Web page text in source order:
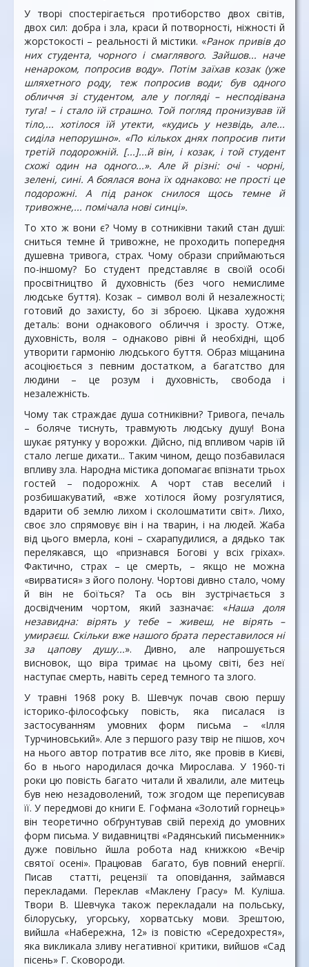
У творі спостерігається протиборство двох світів,
двох сил: добра і зла, краси й потворності, ніжності й
жорстокості – реальності й містики. «Ранок привів до
них студента, чорного і смаглявого. Зайшов... наче
ненароком, попросив воду». Потім заїхав козак (уже
шляхетного роду, теж попросив води; був одного
обличчя зі студентом, але у погляді – несподівана
туга! – і стало їй страшно. Той погляд пронизував їй
тіло,... хотілося їй утекти, «кудись у незвідь, але...
сиділа непорушно». «По кількох днях попросив пити
третій подорожній. [...]...й він, і козак, і той студент
схожі один на одного...». Але й різні: очі - чорні,
зелені, сині. А боялася вона їх однаково: не прості це
подорожні. А під ранок снилося щось темне й
тривожне,... помічала нові синці».
То хто ж вони є? Чому в сотниківни такий стан душі:
сниться темне й тривожне, не проходить попередня
душевна тривога, страх. Чому образи сприймаються
по-іншому? Бо студент представляє в своїй особі
просвітництво й духовність (без чого немислиме
людське буття). Козак – символ волі й незалежності;
готовий до захисту, бо зі зброєю. Цікава художня
деталь: вони однакового обличчя і зросту. Отже,
духовність, воля – однаково рівні й необхідні, щоб
утворити гармонію людського буття. Образ міщанина
асоціюється з певним достатком, а багатство для
людини – це розум і духовність, свобода і
незалежність.
Чому так страждає душа сотниківни? Тривога, печаль
– боляче тиснуть, травмують людську душу! Вона
шукає рятунку у ворожки. Дійсно, під впливом чарів їй
стало легше дихати... Таким чином, дещо позбавилася
впливу зла. Народна містика допомагає впізнати трьох
гостей – подорожніх. А чорт став веселий і
розбишакуватий, «вже хотілося йому розгулятися,
вдарити об землю лихом і сколошматити світ». Лихо,
своє зло спрямовує він і на тварин, і на людей. Жаба
від цього вмерла, коні – схарапудилися, а дядько так
перелякався, що «признався Богові у всіх гріхах».
Фактично, страх – це смерть, – якщо не можна
«вирватися» з його полону. Чортові дивно стало, чому
й він не боїться? Та ось він зустрічається з
досвідченим чортом, який зазначає: «Наша доля
незавидна: вірять у тебе – живеш, не вірять –
умираєш. Скільки вже нашого брата переставилося ні
за цапову душу...». Дивно, але напрошується
висновок, що віра тримає на цьому світі, без неї
наступає смерть, навіть серед темного та злого.
У травні 1968 року В. Шевчук почав свою першу
історико-філософську повість, яка писалася із
застосуванням умовних форм письма – «Ілля
Турчиновський». Але з першого разу твір не пішов, хоч
на нього автор потратив все літо, яке провів в Києві,
бо в нього народилася дочка Мирослава. У 1960-ті
роки цю повість багато читали й хвалили, але митець
був нею незадоволений, тож згодом ще переписував
її. У передмові до книги Е. Гофмана «Золотий горнець»
він теоретично обґрунтував свій перехід до умовних
форм письма. У видавництві «Радянський письменник»
дуже повільно йшла робота над книжкою «Вечір
святої осені». Працював багато, був повний енергії.
Писав статті, рецензії та оповідання, займався
перекладами. Переклав «Маклену Грасу» М. Куліша.
Твори В. Шевчука також перекладали на польську,
білоруську, угорську, хорватську мови. Зрештою,
вийшла «Набережна, 12» із повістю «Середохрестя»,
яка викликала зливу негативної критики, вийшов «Сад
пісень» Г. Сковороди.